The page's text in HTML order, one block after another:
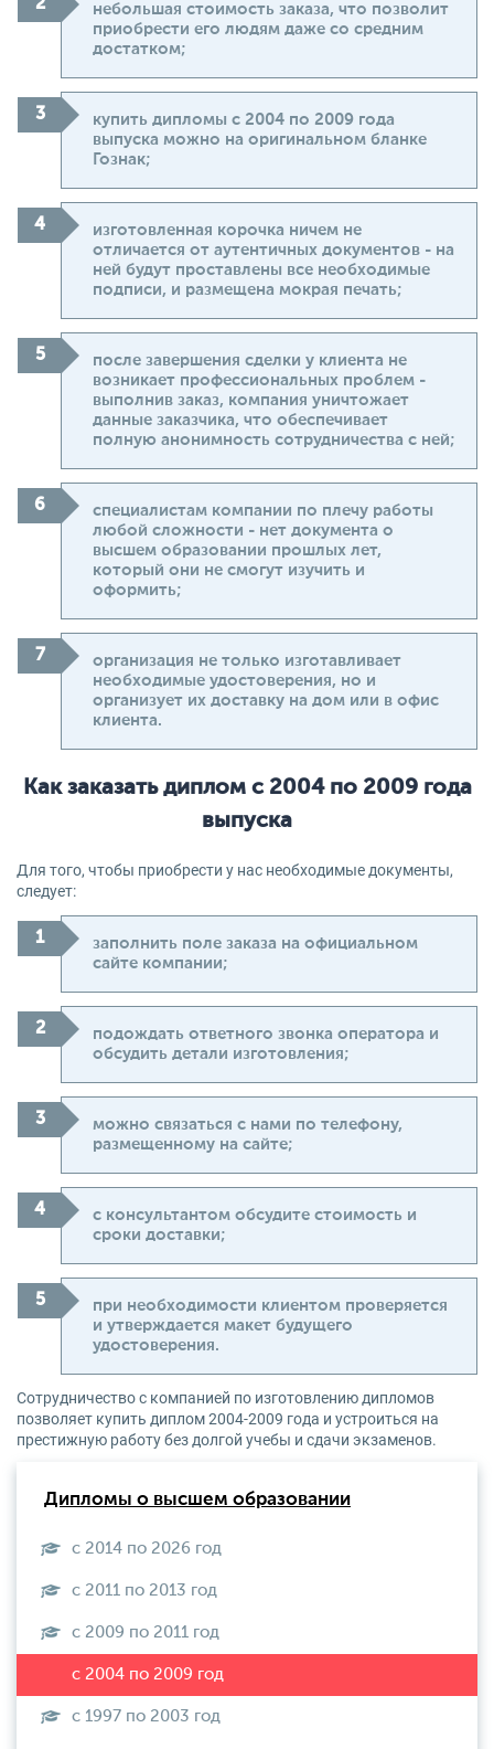
небольшая стоимость заказа, что позволит
приобрести его людям даже со средним
достатком;
купить дипломы с 2004 по 2009 года
выпуска можно на оригинальном бланке
Гознак;
изготовленная корочка ничем не
отличается от аутентичных документов - на
ней будут проставлены все необходимые
подписи, и размещена мокрая печать;
после завершения сделки у клиента не
возникает профессиональных проблем -
выполнив заказ, компания уничтожает
данные заказчика, что обеспечивает
полную анонимность сотрудничества с ней;
специалистам компании по плечу работы
любой сложности - нет документа о
высшем образовании прошлых лет,
который они не смогут изучить и
оформить;
организация не только изготавливает
необходимые удостоверения, но и
организует их доставку на дом или в офис
клиента.
Как заказать диплом с 2004 по 2009 года
выпуска
Для того, чтобы приобрести у нас необходимые документы,
следует:
заполнить поле заказа на официальном
сайте компании;
подождать ответного звонка оператора и
обсудить детали изготовления;
можно связаться с нами по телефону,
размещенному на сайте;
с консультантом обсудите стоимость и
сроки доставки;
при необходимости клиентом проверяется
и утверждается макет будущего
удостоверения.
Сотрудничество с компанией по изготовлению дипломов
позволяет купить диплом 2004-2009 года и устроиться на
престижную работу без долгой учебы и сдачи экзаменов.
Дипломы о высшем образовании
с 2014 по 2026 год
с 2011 по 2013 год
с 2009 по 2011 год
с 1997 по 2003 год